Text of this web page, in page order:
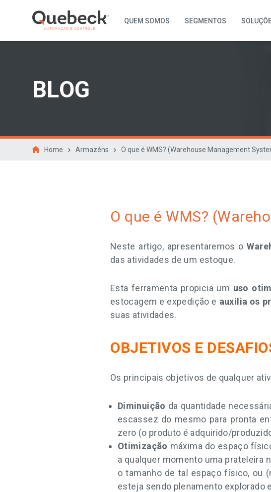
QUEM SOMOS SEGMENTOS
BLOG
Home Armazéns O que é WMS? (Warehouse Management
O que é WMS?
Neste artigo, apresentaremos o
das atividades de um estoque.
Esta ferramenta propicia um uso
estocagem e expedição e auxilia os
suas atividades.
OBJETIVOS E
Os principais objetivos de qualquer
Diminuição da quantidade
escassez do mesmo para pronta
zero (o produto é adquirido/
Otimização máxima do espaço
a qualquer momento uma prateleira
o tamanho de tal espaço físico, ou
esteja sendo plenamento explorado